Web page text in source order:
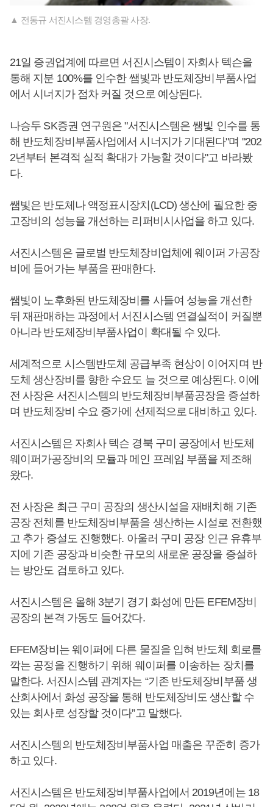
▲ 전동규 서진시스템 경영총괄 사장.
21일 증권업계에 따르면 서진시스템이 자회사 텍슨을
통해 지분 100%를 인수한 쌤빛과 반도체장비부품사업
에서 시너지가 점차 커질 것으로 예상된다.
나승두 SK증권 연구원은 "서진시스템은 쌤빛 인수를 통
해 반도체장비부품사업에서 시너지가 기대된다"며 "202
2년부터 본격적 실적 확대가 가능할 것이다"고 바라봤
다.
쌤빛은 반도체나 액정표시장치(LCD) 생산에 필요한 중
고장비의 성능을 개선하는 리퍼비시사업을 하고 있다.
서진시스템은 글로벌 반도체장비업체에 웨이퍼 가공장
비에 들어가는 부품을 판매한다.
쌤빛이 노후화된 반도체장비를 사들여 성능을 개선한
뒤 재판매하는 과정에서 서진시스템 연결실적이 커질뿐
아니라 반도체장비부품사업이 확대될 수 있다.
세계적으로 시스템반도체 공급부족 현상이 이어지며 반
도체 생산장비를 향한 수요도 늘 것으로 예상된다. 이에
전 사장은 서진시스템의 반도체장비부품공장을 증설하
며 반도체장비 수요 증가에 선제적으로 대비하고 있다.
서진시스템은 자회사 텍슨 경북 구미 공장에서 반도체
웨이퍼가공장비의 모듈과 메인 프레임 부품을 제조해
왔다.
전 사장은 최근 구미 공장의 생산시설을 재배치해 기존
공장 전체를 반도체장비부품을 생산하는 시설로 전환했
고 추가 증설도 진행했다. 아울러 구미 공장 인근 유휴부
지에 기존 공장과 비슷한 규모의 새로운 공장을 증설하
는 방안도 검토하고 있다.
서진시스템은 올해 3분기 경기 화성에 만든 EFEM장비
공장의 본격 가동도 들어갔다.
EFEM장비는 웨이퍼에 다른 물질을 입혀 반도체 회로를
깍는 공정을 진행하기 위해 웨이퍼를 이송하는 장치를
말한다. 서진시스템 관계자는 “기존 반도체장비부품 생
산회사에서 화성 공장을 통해 반도체장비도 생산할 수
있는 회사로 성장할 것이다”고 말했다.
서진시스템의 반도체장비부품사업 매출은 꾸준히 증가
하고 있다.
서진시스템은 반도체장비부품사업에서 2019년에는 18